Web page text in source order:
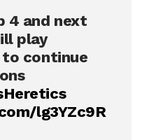
4 and next
play
continue
lg3YZc9R